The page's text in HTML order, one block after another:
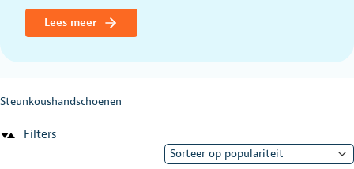
Lees meer
Steunkoushandschoenen
Filters